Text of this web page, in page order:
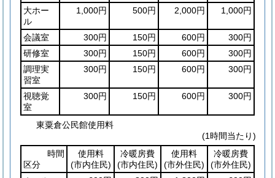
大ホー
ル
1,000円 500円 2,000円 1,000円
会議室 300円 150円 600円
300円
研修室
300円 150円 600円
300円
調理実
習室
300円 150円 600円 300円
視聴覚
室
300円 150円 600円 300円
東粟倉公民館使用料
(1時間当たり)
時間
区分
使用料
(市内住民)
冷暖房費
(市内住民)
使用料
(市外住民)
冷暖房費
(市外住民)